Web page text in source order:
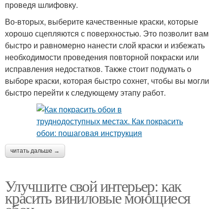
проведя шлифовку.
Во-вторых, выберите качественные краски, которые
хорошо сцепляются с поверхностью. Это позволит вам
быстро и равномерно нанести слой краски и избежать
необходимости проведения повторной покраски или
исправления недостатков. Также стоит подумать о
выборе краски, которая быстро сохнет, чтобы вы могли
быстро перейти к следующему этапу работ.
читать дальше →
Улучшите свой интерьер: как
красить виниловые моющиеся